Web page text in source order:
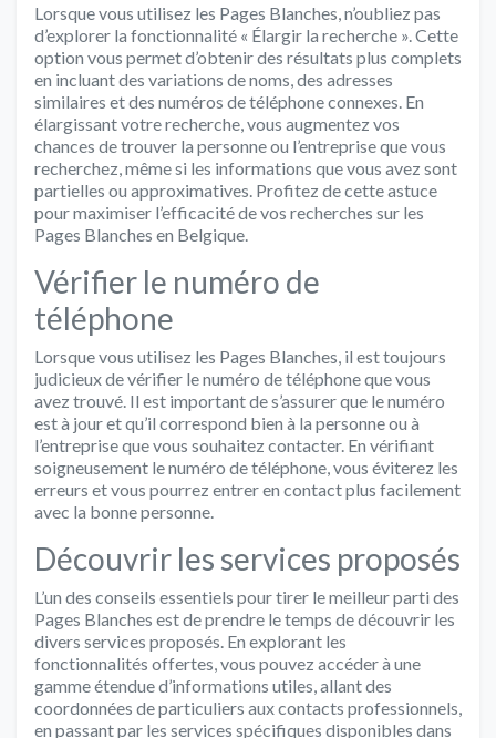
Lorsque vous utilisez les Pages Blanches, n’oubliez pas
d’explorer la fonctionnalité « Élargir la recherche ». Cette
option vous permet d’obtenir des résultats plus complets
en incluant des variations de noms, des adresses
similaires et des numéros de téléphone connexes. En
élargissant votre recherche, vous augmentez vos
chances de trouver la personne ou l’entreprise que vous
recherchez, même si les informations que vous avez sont
partielles ou approximatives. Profitez de cette astuce
pour maximiser l’efficacité de vos recherches sur les
Pages Blanches en Belgique.
Vérifier le numéro de
téléphone
Lorsque vous utilisez les Pages Blanches, il est toujours
judicieux de vérifier le numéro de téléphone que vous
avez trouvé. Il est important de s’assurer que le numéro
est à jour et qu’il correspond bien à la personne ou à
l’entreprise que vous souhaitez contacter. En vérifiant
soigneusement le numéro de téléphone, vous éviterez les
erreurs et vous pourrez entrer en contact plus facilement
avec la bonne personne.
Découvrir les services proposés
L’un des conseils essentiels pour tirer le meilleur parti des
Pages Blanches est de prendre le temps de découvrir les
divers services proposés. En explorant les
fonctionnalités offertes, vous pouvez accéder à une
gamme étendue d’informations utiles, allant des
coordonnées de particuliers aux contacts professionnels,
en passant par les services spécifiques disponibles dans